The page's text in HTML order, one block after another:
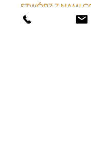
STWÓRZ Z NAMI
WYJĄTKOWEGO